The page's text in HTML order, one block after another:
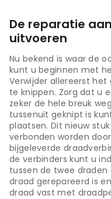
De reparatie
uitvoeren
Nu bekend is waar de
kunt u beginnen met
Verwijder allereerst
te knippen. Zorg dat u
zeker de hele breuk
tussenuit geknipt is
plaatsen. Dit nieuw
verbonden worden
bijgeleverde
de verbinders kunt u
tussen de twee
draad gerepareerd is
draad vast met